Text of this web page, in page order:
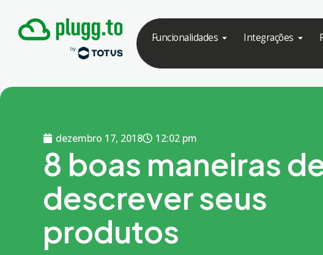
Funcionalidades Integrações
dezembro 17, 2018 12:02 pm
8 boas maneiras
descrever seus
produtos